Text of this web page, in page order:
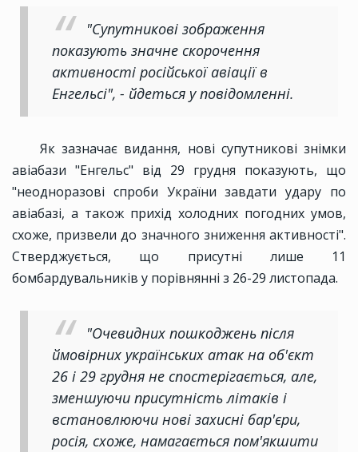
"Супутникові зображення
показують значне скорочення
активності російської авіації в
Енгельсі", - йдеться у повідомленні.
Як зазначає видання, нові супутникові знімки
авіабази "Енгельс" від 29 грудня показують, що
"неодноразові спроби України завдати удару по
авіабазі, а також прихід холодних погодних умов,
схоже, призвели до значного зниження активності".
Стверджується, що присутні лише 11
бомбардувальників у порівнянні з 26-29 листопада.
"Очевидних пошкоджень після
ймовірних українських атак на об'єкт
26 і 29 грудня не спостерігається, але,
зменшуючи присутність літаків і
встановлюючи нові захисні бар'єри,
росія, схоже, намагається пом'якшити